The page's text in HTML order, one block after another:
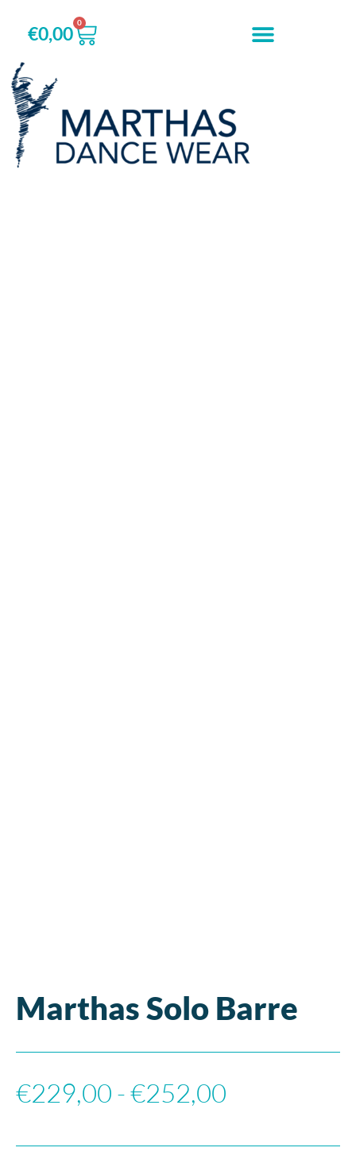
€0,00
0
Marthas Solo Barre
€229,00-€252,00